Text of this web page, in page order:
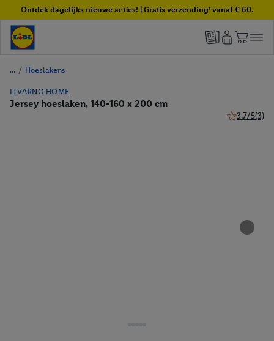
Ontdek dagelijks nieuwe acties! | Gratis verzending¹ vanaf € 60.
/ Hoeslakens
LIVARNO HOME
Jersey hoeslaken, 140-160 x 200 cm
3.7/5(3)